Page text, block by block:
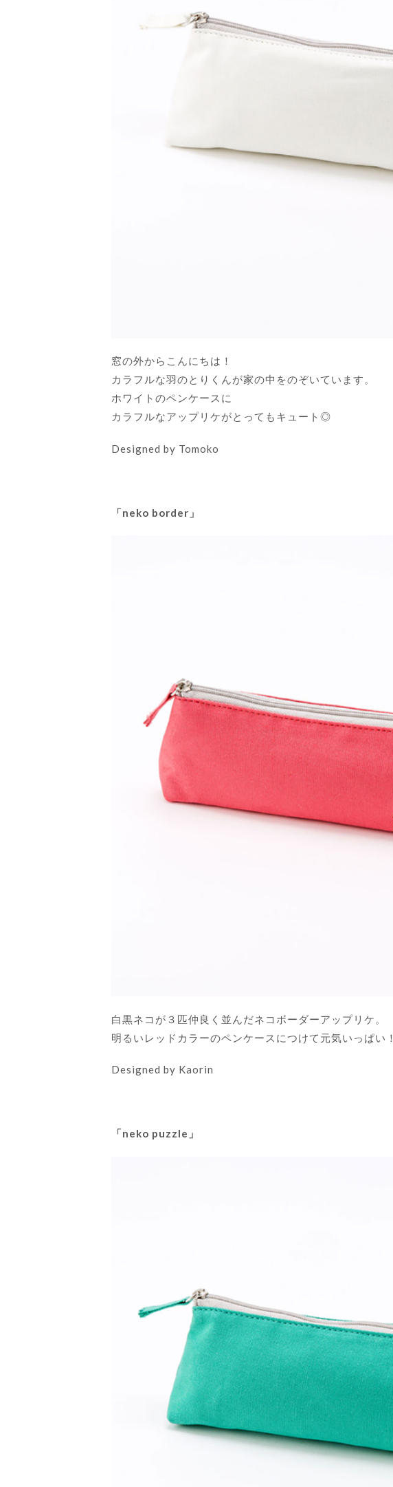
窓の外からこんにちは！
カラフルな羽のとりくんが家の中をのぞいています。
ホワイトのペンケースに
カラフルなアップリケがとってもキュート◎
Designed by Tomoko
「neko border」
白黒ネコが３匹仲良く並んだネコボーダーアップリケ。
明るいレッドカラーのペンケースにつけて元気いっぱい！
Designed by Kaorin
「neko puzzle」